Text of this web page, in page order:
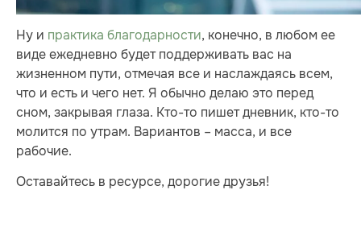
Ну и практика благодарности, конечно, в любом ее
виде ежедневно будет поддерживать вас на
жизненном пути, отмечая все и наслаждаясь всем,
что и есть и чего нет. Я обычно делаю это перед
сном, закрывая глаза. Кто-то пишет дневник, кто-то
молится по утрам. Вариантов – масса, и все
рабочие.
Оставайтесь в ресурсе, дорогие друзья!